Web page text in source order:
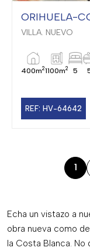
ORIHUELA-
VILLA. NUEVO
400m21100m2 5
REF: HV-64642
1
Echa un vistazo a
obra nueva como
la Costa Blanca.